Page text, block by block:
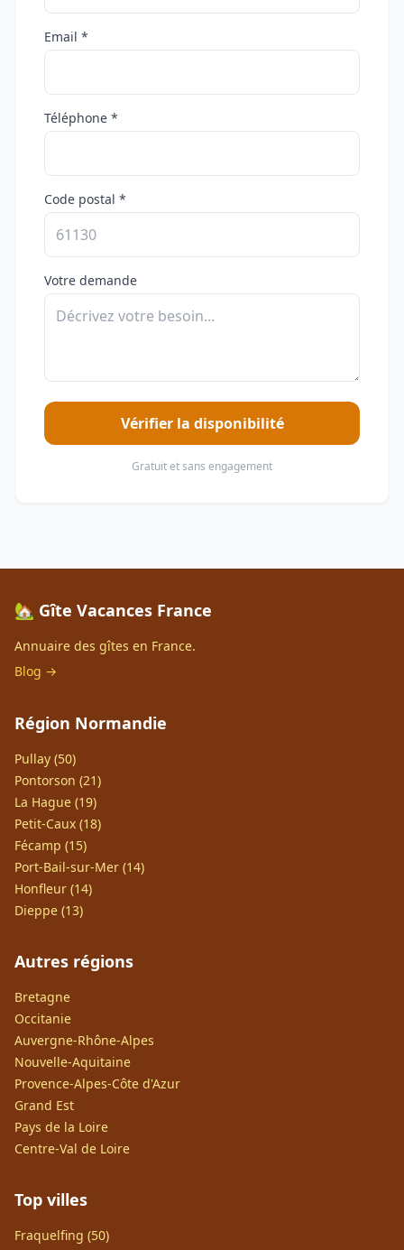
Email *
Téléphone *
Code postal *
Votre demande
Vérifier la disponibilité
Gratuit et sans engagement
🏡 Gîte Vacances France
Annuaire des gîtes en France.
Blog →
Région Normandie
Pullay (50)
Pontorson (21)
La Hague (19)
Petit-Caux (18)
Fécamp (15)
Port-Bail-sur-Mer (14)
Honfleur (14)
Dieppe (13)
Autres régions
Bretagne
Occitanie
Auvergne-Rhône-Alpes
Nouvelle-Aquitaine
Provence-Alpes-Côte d'Azur
Grand Est
Pays de la Loire
Centre-Val de Loire
Top villes
Fraquelfing (50)